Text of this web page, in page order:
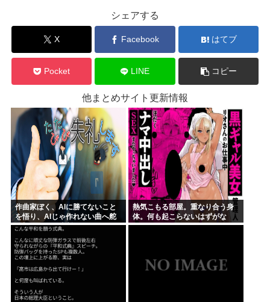
シェアする
X Facebook はてブ
Pocket LINE コピー
他まとめサイト更新情報
作曲家ぼく、AIに勝てないこと
を悟り、AIじゃ作れない曲へ舵
を切ることを決断
熱気こもる部屋。重なり合う身
体。何も起こらないはずがな
く……